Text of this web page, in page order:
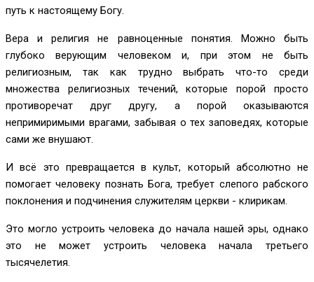
путь к настоящему Богу.
Вера и религия не равноценные понятия. Можно быть
глубоко верующим человеком и, при этом не быть
религиозным, так как трудно выбрать что-то среди
множества религиозных течений, которые порой просто
противоречат друг другу, а порой оказываются
непримиримыми врагами, забывая о тех заповедях, которые
сами же внушают.
И всё это превращается в культ, который абсолютно не
помогает человеку познать Бога, требует слепого рабского
поклонения и подчинения служителям церкви - клирикам.
Это могло устроить человека до начала нашей эры, однако
это не может устроить человека начала третьего
тысячелетия.